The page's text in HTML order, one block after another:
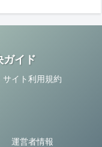
イド
サイト利用規約
運営者情報